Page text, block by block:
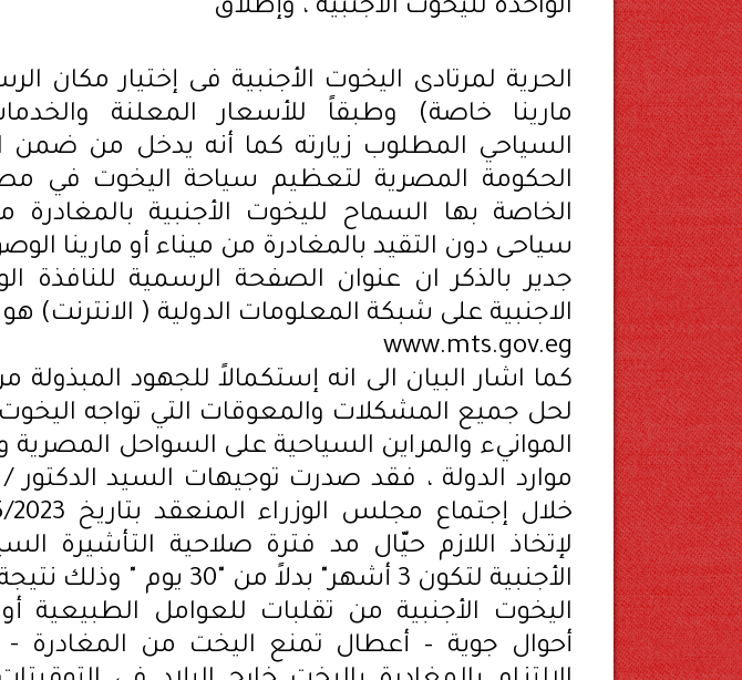
الواحدة لليخوت الأجنبية ، وإطلاق
الحرية لمرتادى اليخوت الأجنبية فى إختيار مكان
مارينا خاصة) وطبقاً للأسعار المعلنة
السياحي المطلوب زيارته كما أنه يدخل من ضمن
الحكومة المصرية لتعظيم سياحة اليخوت في
الخاصة بها السماح لليخوت الأجنبية بالمغادرة
سياحى دون التقيد بالمغادرة من ميناء أو مارينا
جدير بالذكر ان عنوان الصفحة الرسمية للنافذة
الاجنبية على شبكة المعلومات الدولية ( الانترنت)
www.mts.gov.eg
كما اشار البيان الى انه إستكمالاً للجهود
لحل جميع المشكلات والمعوقات التي تواجه اليخوت
الموانيء والمراين السياحية على السواحل
موارد الدولة ، فقد صدرت توجيهات السيد
لإتخاذ اللازم حيّال مد فترة صلاحية التأشيرة
الأجنبية لتكون 3 أشهر" بدلاً
اليخوت الأجنبية من تقلبات للعوامل
أحوال جوية – أعطال تمنع اليخت من المغادرة